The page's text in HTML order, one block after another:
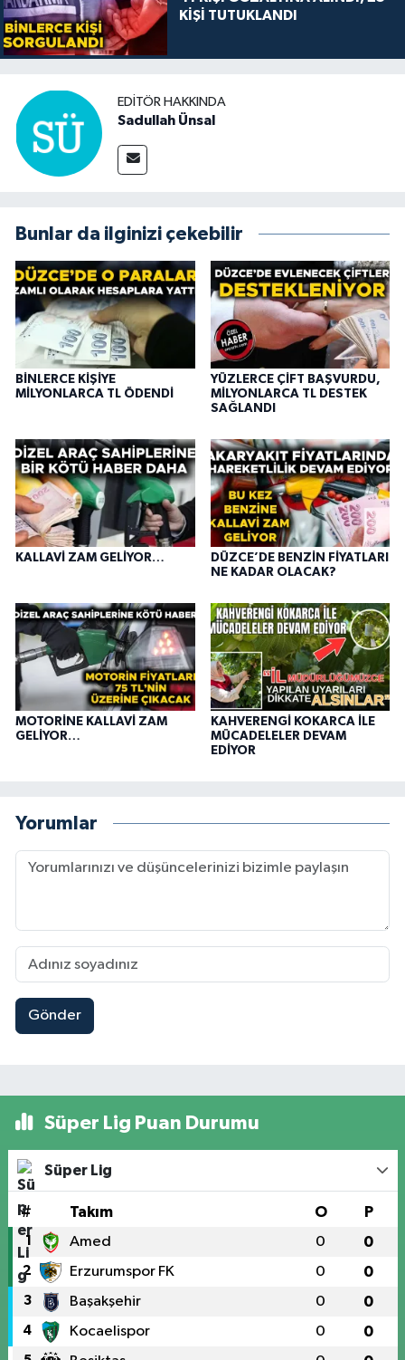
KİŞİ TUTUKLANDI
EDITÖR HAKKINDA
Sadullah Ünsal
Bunlar da ilginizi çekebilir
BİNLERCE KİŞİYE
MİLYONLARCA TL ÖDENDİ
YÜZLERCE ÇİFT BAŞVURDU,
MİLYONLARCA TL DESTEK
SAĞLANDI
KALLAVİ ZAM GELİYOR…
DÜZCE’DE BENZİN FİYATLARI
NE KADAR OLACAK?
MOTORİNE KALLAVİ ZAM
GELİYOR…
KAHVERENGİ KOKARCA İLE
MÜCADELELER DEVAM
EDİYOR
Yorumlar
Gönder
Süper Lig Puan Durumu
Süper Lig
# Takım O P
1 Amed 0 0
2 Erzurumspor FK 0 0
3 Başakşehir 0 0
4 Kocaelispor 0 0